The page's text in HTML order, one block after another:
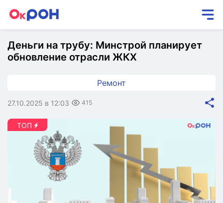
Деньги на трубу: Минстрой планирует
обновление отрасли ЖКХ
Ремонт
27.10.2025 в 12:03 415